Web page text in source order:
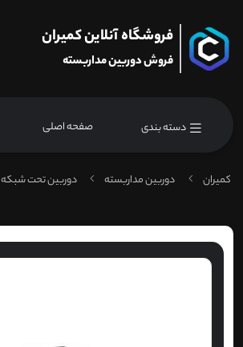
فروشگاه آنلاین کمیران
فروش دوربین مداربسته
دسته بندی صفحه اصلی
کمیران دوربین مداربسته دوربین تحت شبکه IP